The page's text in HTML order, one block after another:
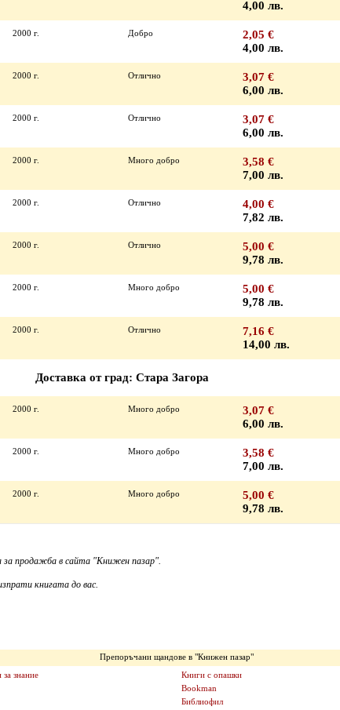
4,00 лв.
2000 г. Добро
2,05 €
4,00 лв.
2000 г. Отлично
3,07 €
6,00 лв.
2000 г. Отлично
3,07 €
6,00 лв.
2000 г. Много добро
3,58 €
7,00 лв.
2000 г. Отлично
4,00 €
7,82 лв.
2000 г. Отлично
5,00 €
9,78 лв.
2000 г. Много добро
5,00 €
9,78 лв.
2000 г. Отлично
7,16 €
14,00 лв.
Доставка от град: Стара Загора
2000 г. Много добро
3,07 €
6,00 лв.
2000 г. Много добро
3,58 €
7,00 лв.
2000 г. Много добро
5,00 €
9,78 лв.
за продажба в сайта "Книжен пазар".
книгата до вас.
Препоръчани щандове в "Книжен пазар"
знание
Книги с опашки
Bookman
Библиофил